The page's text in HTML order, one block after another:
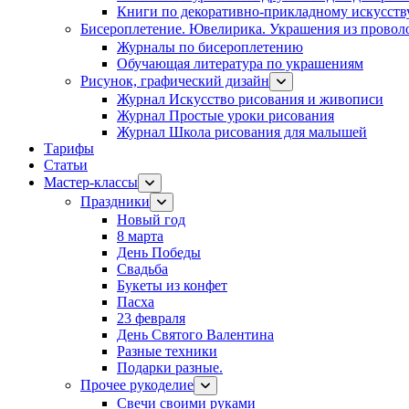
Книги по декоративно-прикладному
Бисероплетение. Ювелирика. Украшения из
Журналы по бисероплетению
Обучающая литература по украшениям
Рисунок, графический дизайн
Журнал Искусство рисования и живописи
Журнал Простые уроки рисования
Журнал Школа рисования для малышей
Тарифы
Статьи
Мастер-классы
Праздники
Новый год
8 марта
День Победы
Свадьба
Букеты из конфет
Пасха
23 февраля
День Святого Валентина
Разные техники
Подарки разные.
Прочее рукоделие
Свечи своими руками